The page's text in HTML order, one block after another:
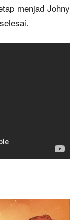
menjad Johny